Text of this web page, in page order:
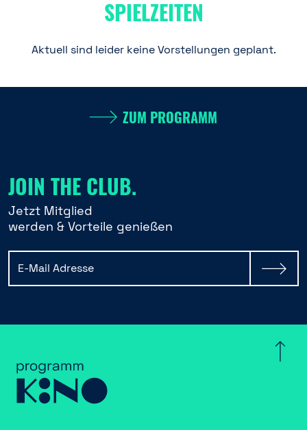
SPIELZEITEN
Aktuell sind leider keine Vorstellungen geplant.
ZUM PROGRAMM
JOIN THE CLUB.
Jetzt Mitglied
werden & Vorteile genießen